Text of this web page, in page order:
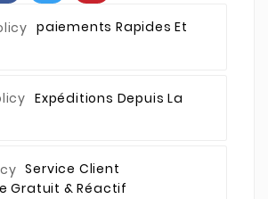
Paiements Rapides Et
Expéditions Depuis La
Service Client
Gratuit & Réactif